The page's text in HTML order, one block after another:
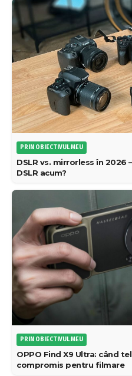
PRIN OBIECTIVUL MEU
DSLR vs. mirrorless în
DSLR acum?
PRIN OBIECTIVUL MEU
OPPO Find X9 Ultra: când
compromis pentru filmare